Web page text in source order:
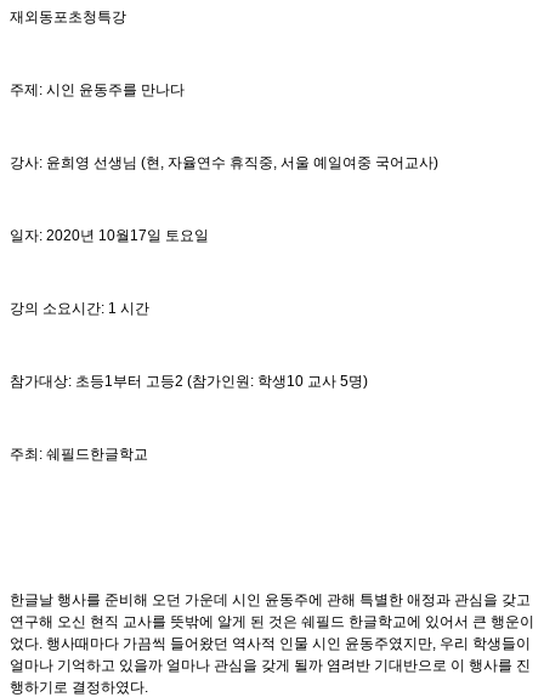
재외동포초청특강
주제: 시인 윤동주를 만나다
강사: 윤희영 선생님 (현, 자율연수 휴직중, 서울 예일여중 국어교사)
일자: 2020년 10월17일 토요일
강의 소요시간: 1 시간
참가대상: 초등1부터 고등2 (참가인원: 학생10 교사 5명)
주최: 쉐필드한글학교
한글날 행사를 준비해 오던 가운데 시인 윤동주에 관해 특별한 애정과 관심을 갖고
연구해 오신 현직 교사를 뜻밖에 알게 된 것은 쉐필드 한글학교에 있어서 큰 행운이
었다. 행사때마다 가끔씩 들어왔던 역사적 인물 시인 윤동주였지만, 우리 학생들이
얼마나 기억하고 있을까 얼마나 관심을 갖게 될까 염려반 기대반으로 이 행사를 진
행하기로 결정하였다.